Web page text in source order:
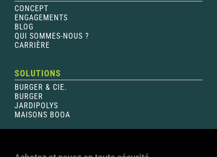
CONCEPT
ENGAGEMENTS
BLOG
QUI SOMMES-NOUS ?
CARRIÈRE
SOLUTIONS
BURGER & CIE.
BURGER
JARDIPOLYS
MAISONS BOOA